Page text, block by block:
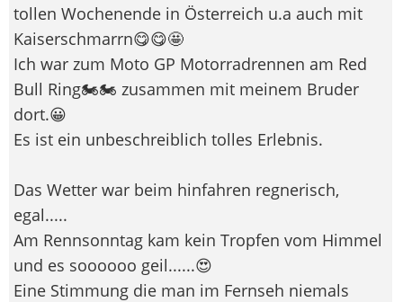
tollen Wochenende in Österreich u.a auch mit
Kaiserschmarrn😋​😋​🤩
Ich war zum Moto GP Motorradrennen am Red
Bull Ring🏍️​🏍️​ zusammen mit meinem Bruder
dort.😀​
Es ist ein unbeschreiblich tolles Erlebnis.
Das Wetter war beim hinfahren regnerisch,
egal.....
Am Rennsonntag kam kein Tropfen vom Himmel
und es soooooo geil......😍
Eine Stimmung die man im Fernseh niemals